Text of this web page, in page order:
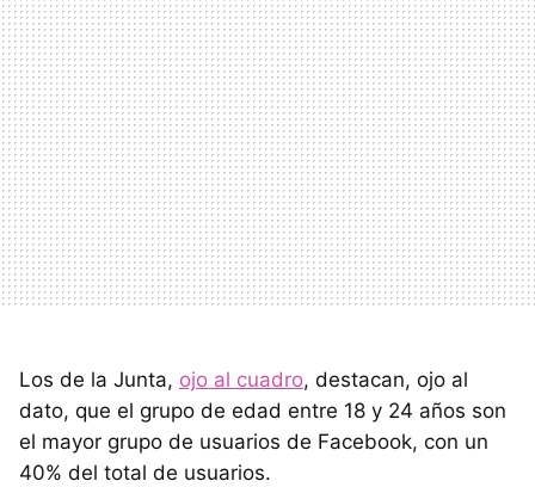
Los de la Junta, ojo al cuadro, destacan, ojo al
dato, que el grupo de edad entre 18 y 24 años son
el mayor grupo de usuarios de Facebook, con un
40% del total de usuarios.